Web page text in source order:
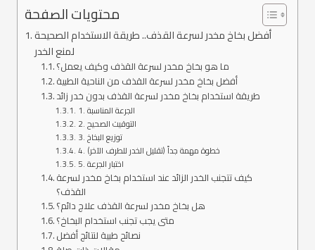
محتويات الصفحة
أفضل بخاخ مخدر لسرعة القذف.. طريقة الاستخدام الصحيحة
لمنع الخدر
ما هو بخاخ مخدر لسرعة القذف وكيف يعمل؟
أفضل بخاخ مخدر لسرعة القذف من الناحية الطبية
طريقة استخدام بخاخ مخدر لسرعة القذف بدون خدر زائد
1. الجرعة المناسبة
2. التوقيت الصحيح
3. توزيع البخاخ
4. خطوة مهمة جداً (تقليل الخدر للطرف الآخر)
5. اختبار الجرعة
كيف تتجنب الخدر الزائد عند استخدام بخاخ مخدر لسرعة
القذف؟
هل بخاخ مخدر لسرعة القذف علاج دائم؟
متى يجب تجنب استخدام البخاخ؟
نصائح طبية لنتائج أفضل